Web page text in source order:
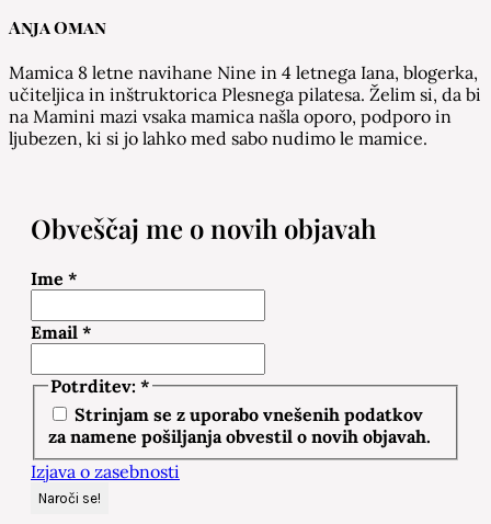
Anja Oman
Mamica 8 letne navihane Nine in 4 letnega Iana, blogerka,
učiteljica in inštruktorica Plesnega pilatesa. Želim si, da bi
na Mamini mazi vsaka mamica našla oporo, podporo in
ljubezen, ki si jo lahko med sabo nudimo le mamice.
Obveščaj me o novih objavah
Ime *
Email *
Potrditev: *
Strinjam se z uporabo vnešenih podatkov
za namene pošiljanja obvestil o novih objavah.
Izjava o zasebnosti